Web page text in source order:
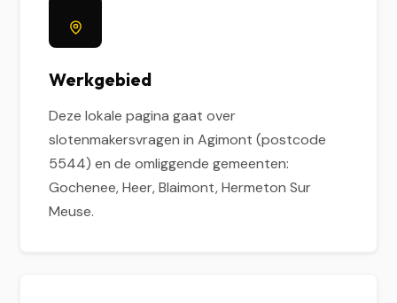
Werkgebied
Deze lokale pagina gaat over
slotenmakersvragen in Agimont (postcode
5544) en de omliggende gemeenten:
Gochenee, Heer, Blaimont, Hermeton Sur
Meuse.